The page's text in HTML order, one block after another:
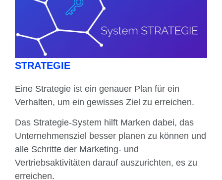
STRATEGIE
Eine Strategie ist ein genauer Plan für ein
Verhalten, um ein gewisses Ziel zu erreichen.
Das Strategie-System hilft Marken dabei, das
Unternehmensziel besser planen zu können und
alle Schritte der Marketing- und
Vertriebsaktivitäten darauf auszurichten, es zu
erreichen.